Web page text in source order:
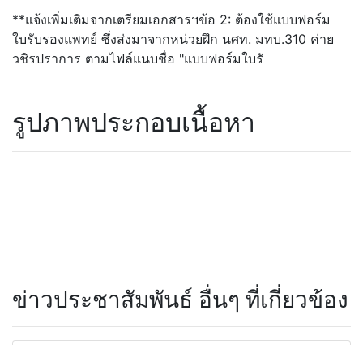
**แจ้งเพิ่มเติมจากเตรียมเอกสารฯข้อ 2: ต้องใช้แบบฟอร์ม
ใบรับรองแพทย์ ซึ่งส่งมาจากหน่วยฝึก นศท. มทบ.310 ค่าย
วชิรปราการ ตามไฟล์แนบชื่อ "แบบฟอร์มใบรั
รูปภาพประกอบเนื้อหา
ข่าวประชาสัมพันธ์ อื่นๆ ที่เกี่ยวข้อง